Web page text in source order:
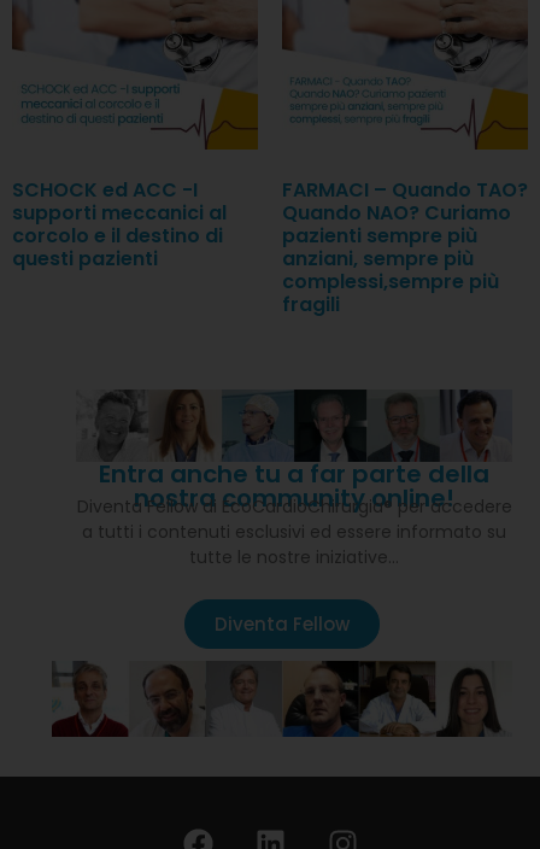
SCHOCK ed ACC -I
supporti meccanici al
corcolo e il destino di
questi pazienti
FARMACI – Quando TAO?
Quando NAO? Curiamo
pazienti sempre più
anziani, sempre più
complessi,sempre più
fragili
Entra anche tu a far parte della
nostra community online!
Diventa Fellow di EcoCardioChirurgia® per accedere
a tutti i contenuti esclusivi ed essere informato su
tutte le nostre iniziative…
Diventa Fellow